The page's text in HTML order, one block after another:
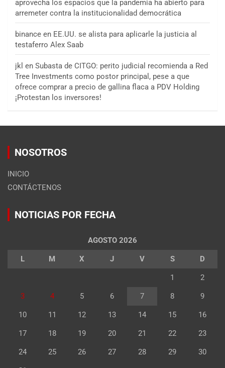
aprovecha los espacios que la pandemia ha abierto para
arremeter contra la institucionalidad democrática
binance en EE.UU. se alista para aplicarle la justicia al
testaferro Alex Saab
jkl en Subasta de CITGO: perito judicial recomienda a Red
Tree Investments como postor principal, pese a que
ofrece comprar a precio de gallina flaca a PDV Holding
¡Protestan los inversores!
NOSOTROS
INICIO
CONTÁCTENOS
NOTICIAS POR FECHA
AGOSTO 2026
L M X J V S D
1 2
3 4 5 6 7 8 9
10 11 12 13 14 15 16
17 18 19 20 21 22 23
24 25 26 27 28 29 30